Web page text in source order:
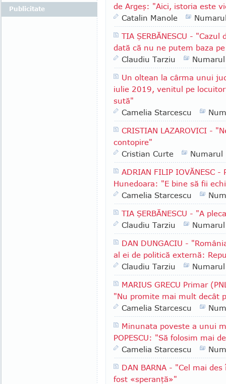
de Argeş: "Aici, istoria este
Catalin Manole
TIA ŞERBĂNESCU -
dată că nu ne putem baza
Claudiu Tarziu
Un oltean la cârma unui
iulie 2019, venitul pe
sută"
Camelia Starcescu
CRISTIAN LAZAROVICI -
contopire"
Cristian Curte
Numarul
ADRIAN FILIP IOVĂNESC
Hunedoara: "E bine să fii
Camelia Starcescu
TIA ŞERBĂNESCU - "A
Claudiu Tarziu
DAN DUNGACIU -
al ei de politică externă:
Claudiu Tarziu
MARIUS GRECU Primar
"Nu promite mai mult decât
Camelia Starcescu
Minunata poveste a unui
POPESCU: "Să folosim mai
Camelia Starcescu
DAN BARNA - "Cel mai
fost «speranţă»"
Publicitate